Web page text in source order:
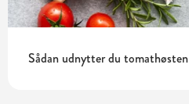
Sådan udnytter du tomathøsten